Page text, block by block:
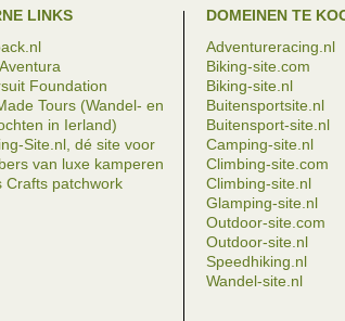
LINKS
Foundation
Tours (Wandel- en
in Ierland)
Site.nl, dé site voor
van luxe kamperen
Crafts patchwork
DOMEINEN TE
Adventureracing.nl
Biking-site.com
Biking-site.nl
Buitensportsite.nl
Buitensport-site.nl
Camping-site.nl
Climbing-site.com
Climbing-site.nl
Glamping-site.nl
Outdoor-site.com
Outdoor-site.nl
Speedhiking.nl
Wandel-site.nl